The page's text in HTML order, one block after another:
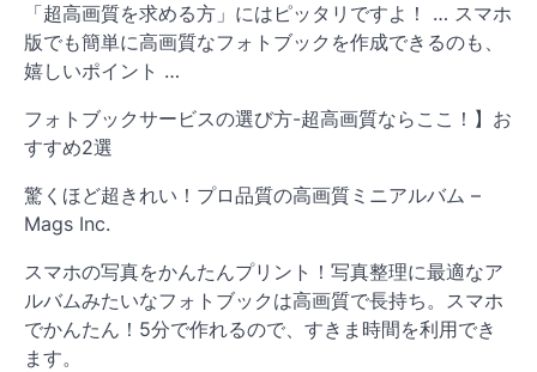
「超高画質を求める方」にはピッタリですよ！ … スマホ
版でも簡単に高画質なフォトブックを作成できるのも、
嬉しいポイント …
フォトブックサービスの選び方-超高画質ならここ！】お
すすめ2選
驚くほど超きれい！プロ品質の高画質ミニアルバム –
Mags Inc.
スマホの写真をかんたんプリント！写真整理に最適なア
ルバムみたいなフォトブックは高画質で長持ち。スマホ
でかんたん！5分で作れるので、すきま時間を利用でき
ます。